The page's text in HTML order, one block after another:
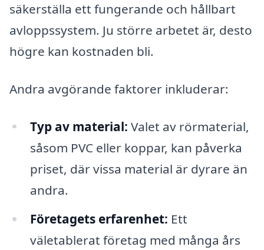
säkerställa ett fungerande och hållbart
avloppssystem. Ju större arbetet är, desto
högre kan kostnaden bli.
Andra avgörande faktorer inkluderar:
Typ av material: Valet av rörmaterial,
såsom PVC eller koppar, kan påverka
priset, där vissa material är dyrare än
andra.
Företagets erfarenhet: Ett
väletablerat företag med många års